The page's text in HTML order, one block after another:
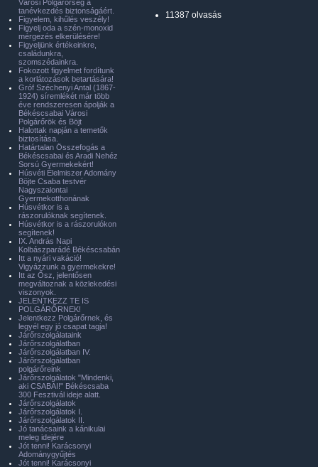
11387 olvasás
Városi Polgárőrség a
tanévkezdés biztonságáért.
Figyelem, kihűlés veszély!
Figyelj oda a szén-monoxid
mérgezés elkerülésére!
Figyeljünk értékeinkre,
családunkra,
szomszédainkra.
Fokozott figyelmet fordítunk
a korlátozások betartására!
Gróf Széchenyi Antal (1867-
1924) síremlékét már több
éve rendszeresen ápolják a
Békéscsabai Városi
Polgárőrök és Böjt
Halottak napján a temetők
biztosítása.
Határtalan Összefogás a
Békéscsabai és Aradi Nehéz
Sorsú Gyermekekért!
Húsvéti Élelmiszer Adomány
Böjte Csaba testvér
Nagyszalontai
Gyermekotthonának
Húsvétkor is a
rászorulóknak segítenek.
Húsvétkor is a rászorulókon
segítenek!
IX. András Napi
Kolbászparádé Békéscsabán
Itt a nyári vakáció!
Vigyázzunk a gyermekekre!
Itt az Ősz, jelentősen
megváltoznak a közlekedési
viszonyok.
JELENTKEZZ TE IS
POLGÁRŐRNEK!
Jelentkezz Polgárőrnek, és
legyél egy jó csapat tagja!
Járőrszolgálataink
Járőrszolgálatban
Járőrszolgálatban IV.
Járőrszolgálatban
polgárőreink
Járőrszolgálatok "Mindenki,
aki CSABAI!" Békéscsaba
300 Fesztivál ideje alatt.
Járőrszolgálatok
Járőrszolgálatok I.
Járőrszolgálatok II.
Jó tanácsaink a kánikulai
meleg idejére
Jót tenni! Karácsonyi
Adománygyűjtés
Jót tenni! Karácsonyi